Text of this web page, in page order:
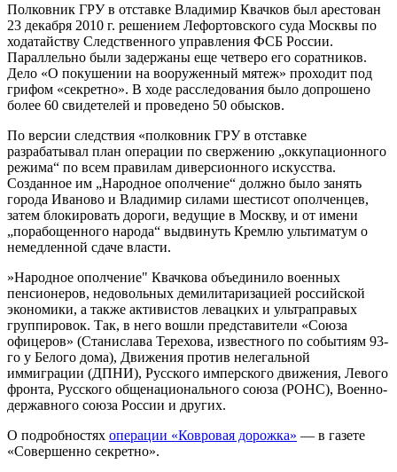
Полковник ГРУ в отставке Владимир Квачков был арестован
23 декабря 2010 г. решением Лефортовского суда Москвы по
ходатайству Следственного управления ФСБ России.
Параллельно были задержаны еще четверо его соратников.
Дело «О покушении на вооруженный мятеж» проходит под
грифом «секретно». В ходе расследования было допрошено
более 60 свидетелей и проведено 50 обысков.
По версии следствия «полковник ГРУ в отставке
разрабатывал план операции по свержению „оккупационного
режима“ по всем правилам диверсионного искусства.
Созданное им „Народное ополчение“ должно было занять
города Иваново и Владимир силами шестисот ополченцев,
затем блокировать дороги, ведущие в Москву, и от имени
„порабощенного народа“ выдвинуть Кремлю ультиматум о
немедленной сдаче власти.
»Народное ополчение" Квачкова объединило военных
пенсионеров, недовольных демилитаризацией российской
экономики, а также активистов левацких и ультраправых
группировок. Так, в него вошли представители «Союза
офицеров» (Станислава Терехова, известного по событиям 93-
го у Белого дома), Движения против нелегальной
иммиграции (ДПНИ), Русского имперского движения, Левого
фронта, Русского общенационального союза (РОНС), Военно-
державного союза России и других.
О подробностях операции «Ковровая дорожка» — в газете
«Совершенно секретно».